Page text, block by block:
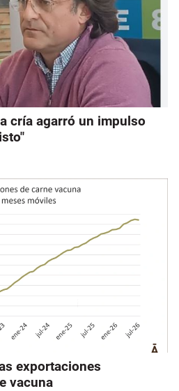
cría agarró un impulso
exportaciones
vacuna